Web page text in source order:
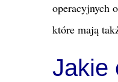
operacyjnych
które mają
Jakie